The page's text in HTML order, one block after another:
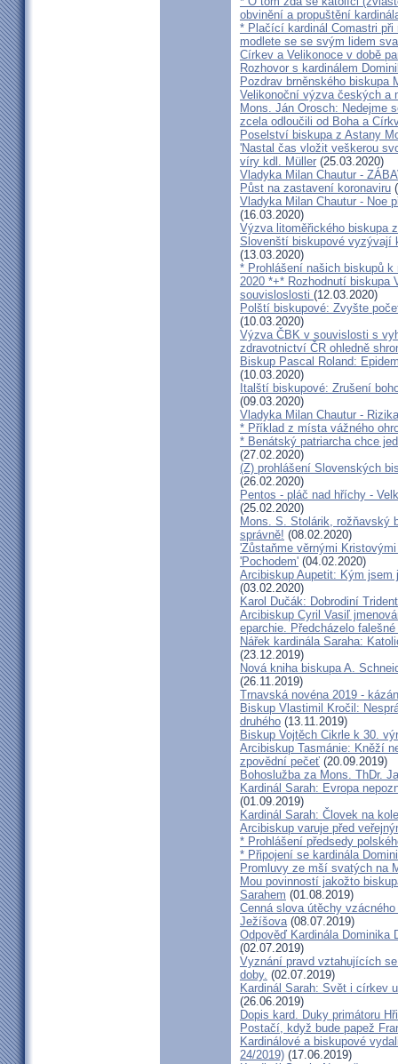
obvinění a propuštění
* Plačící kardinál Comastri
modlete se se svým lidem
Církev a Velikonoce v době
Rozhovor s kardinálem
Pozdrav brněnského biskupa
Velikonoční výzva českých a
Mons. Ján Orosch: Nedejme
zcela odloučili od Boha a
Poselství biskupa z Astany
'Nastal čas vložit veškerou
víry kdl. Müller (25.03.2020)
Vladyka Milan Chautur -
Půst na zastavení koronaviru
Vladyka Milan Chautur - Noe
(16.03.2020)
Výzva litoměřického biskupa
Slovenští biskupové vyzývají
(13.03.2020)
* Prohlášení našich biskupů
2020 *+* Rozhodnutí biskupa
souvisloslosti (12.03.2020)
Polští biskupové: Zvyšte
(10.03.2020)
Výzva ČBK v souvislosti s
zdravotnictví ČR ohledně
Biskup Pascal Roland:
(10.03.2020)
Italští biskupové: Zrušení
(09.03.2020)
Vladyka Milan Chautur -
* Příklad z místa vážného
* Benátský patriarcha chce
(27.02.2020)
(Z) prohlášení Slovenských
(26.02.2020)
Pentos - pláč nad hříchy -
(25.02.2020)
Mons. S. Stolárik, rožňavský
správně! (08.02.2020)
'Zůstaňme věrnými
'Pochodem' (04.02.2020)
Arcibiskup Aupetit: Kým jsem
(03.02.2020)
Karol Dučák: Dobrodiní
Arcibiskup Cyril Vasiľ
eparchie. Předcházelo
Nářek kardinála Saraha:
(23.12.2019)
Nová kniha biskupa A.
(26.11.2019)
Trnavská novéna 2019 -
Biskup Vlastimil Kročil:
druhého (13.11.2019)
Biskup Vojtěch Cikrle k 30.
Arcibiskup Tasmánie: Kněží
zpovědní pečeť (20.09.2019)
Bohoslužba za Mons. ThDr.
Kardinál Sarah: Evropa
(01.09.2019)
Kardinál Sarah: Človek na
Arcibiskup varuje před
* Prohlášení předsedy
* Připojení se kardinála
Promluvy ze mší svatých na
Mou povinností jakožto
Sarahem (01.08.2019)
Cenná slova útěchy
Ježíšova(08.07.2019)
Odpověď Kardinála Dominika
(02.07.2019)
Vyznání pravd vztahujících
doby. (02.07.2019)
Kardinál Sarah: Svět i církev
(26.06.2019)
Dopis kard. Duky primátoru
Postačí, když bude papež
Kardinálové a biskupové
24/2019) (17.06.2019)